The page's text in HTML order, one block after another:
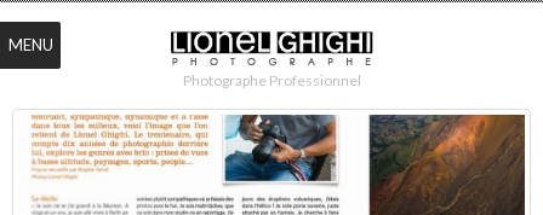
Photographe Professionnel
MENU